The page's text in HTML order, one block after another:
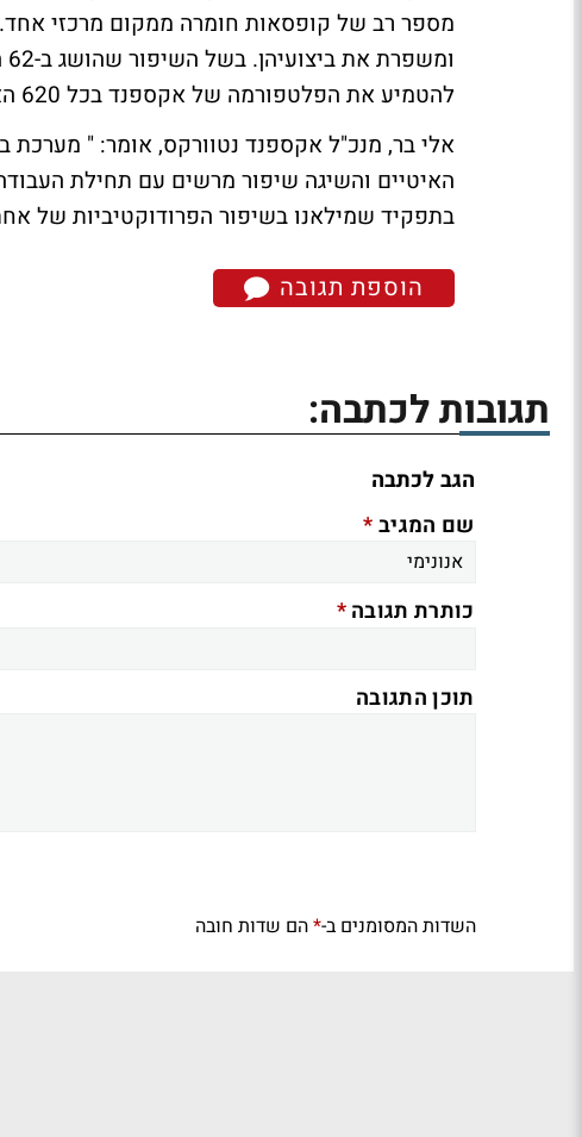
מספר רב של קופסאות חומרה ממקום מרכזי
להטמיע את הפלטפורמה של אקספנד בכל 620 האתרים של בתי הדין לעבודה הפרוסים ברחבי ברזיל.
אלי בר, מנכ"ל אקספנד נטוורקס, אומר: "
בתפקיד שמילאנו בשיפור הפרודוקטיביות של
הוספת תגובה
תגובות לכתבה:
הגב לכתבה
שם המגיב*
כותרת תגובה*
תוכן התגובה
השדות המסומנים ב-*הם שדות חובה